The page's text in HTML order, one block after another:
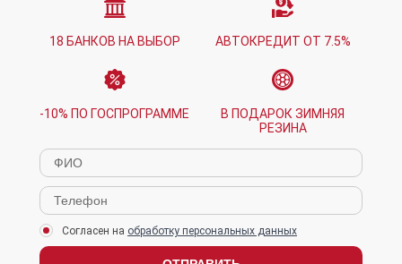
18 БАНКОВ НА ВЫБОР АВТОКРЕДИТ ОТ 7.5%
-10% ПО ГОСПРОГРАММЕ
В ПОДАРОК ЗИМНЯЯ
РЕЗИНА
Согласен на обработку персональных данных